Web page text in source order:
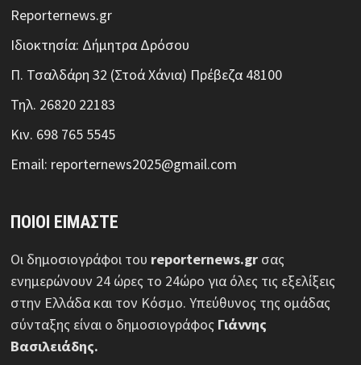
Reporternews.gr
Ιδιοκτησία: Δήμητρα Δρόσου
Π. Τσαλδάρη 32 (Στοά Χάνια) Πρέβεζα 48100
Τηλ. 26820 22183
Κιν. 698 765 5545
Email: reporternews2025@gmail.com
ΠΟΙΟΙ ΕΙΜΑΣΤΕ
Οι δημοσιογράφοι του reporternews.gr σας
ενημερώνουν 24 ώρες το 24ώρο για όλες τις εξελίξεις
στην Ελλάδα και τον Κόσμο. Υπεύθυνος της ομάδας
σύνταξης είναι ο δημοσιογράφος Γιάννης
Βασιλειάδης.